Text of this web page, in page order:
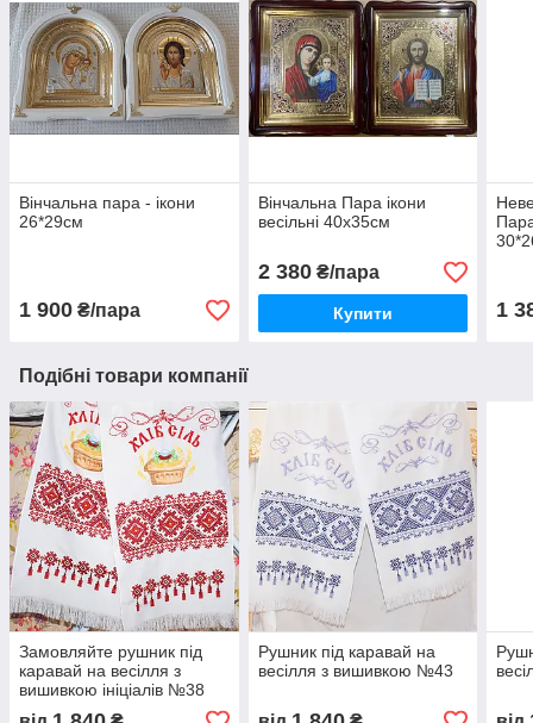
Вінчальна пара - ікони
26*29см
1 900 ₴/пара
Вінчальна Пара ікони
весільні 40х35см
2 380₴/пара
Купити 1
Подібні товари компанії
Замовляйте рушник під
каравай на весілля з
вишивкою ініціалів №38
Рушник під каравай на
весілля з вишивкою №43